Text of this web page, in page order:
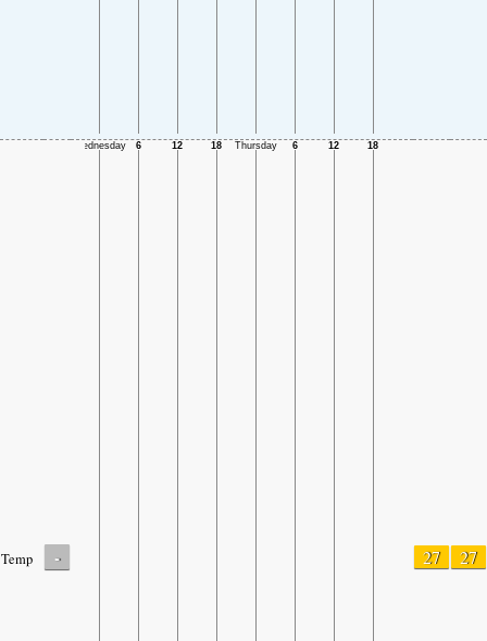
Temp - 27 27